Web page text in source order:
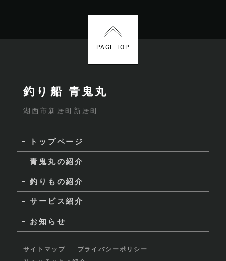
PAGE TOP
釣り船 青鬼丸
湖西市新居町新居町
トップページ
青鬼丸の紹介
釣りもの紹介
サービス紹介
お知らせ
サイトマップ
プライバシーポリシー